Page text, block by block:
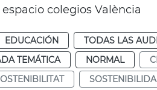
colegios València
EDUCACIÓN TODAS LAS
TEMÁTICA NORMAL